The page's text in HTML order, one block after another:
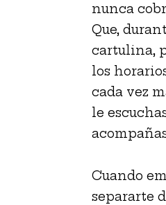
nunca
Que,
cartulina,
los
cada vez
le
Cuando
separarte